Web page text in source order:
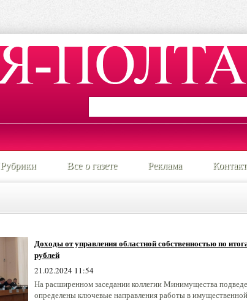
Рубрики Все о газете Реклама
Доходы от управления областной собственностью по
рублей
21.02.2024 11:54
На расширенном заседании коллегии Минимущества
определены ключевые направления работы в